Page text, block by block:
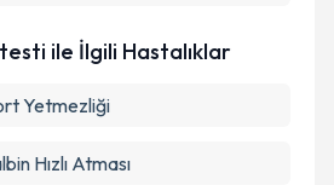
ile İlgili Hastalıklar
Yetmezliği
Hızlı Atması